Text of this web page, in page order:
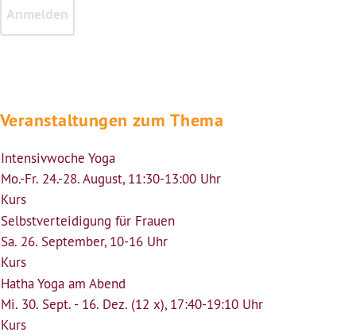
Veranstaltungen zum Thema
Intensivwoche Yoga
Mo.-Fr. 24.-28. August, 11:30-13:00 Uhr
Kurs
Selbstverteidigung für Frauen
Sa. 26. September, 10-16 Uhr
Kurs
Hatha Yoga am Abend
Mi. 30. Sept. - 16. Dez. (12 x), 17:40-19:10 Uhr
Kurs